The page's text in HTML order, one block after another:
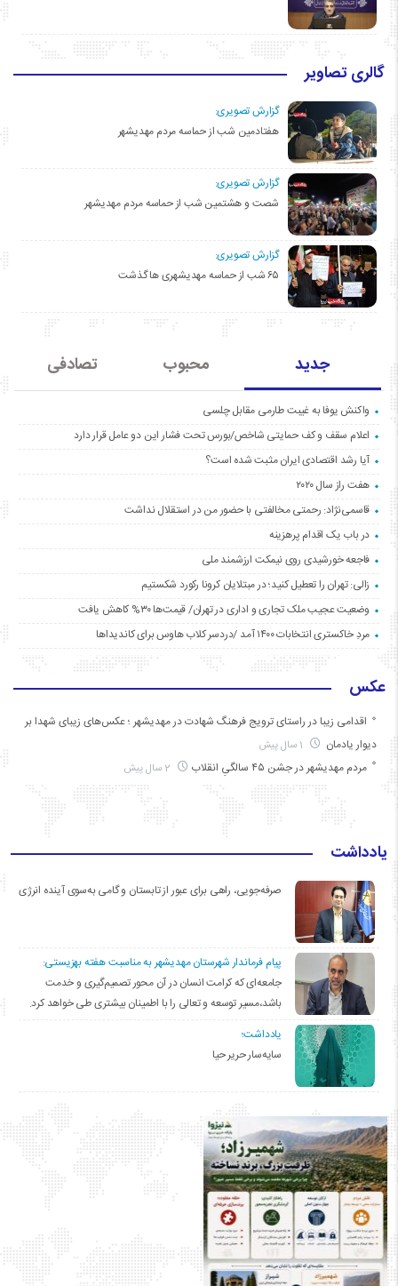
گالری تصاویر
گزارش تصویری:
هفتادمین شب از حماسه مردم مهدیشهر
گزارش تصویری:
شصت و هشتمین شب از حماسه مردم مهدیشهر
گزارش تصویری:
۶۵ شب از حماسه مهدیشهری ها گذشت
جدید محبوب تصادفی
واکنش یوفا به غیبت طارمی مقابل چلسی
اعلام سقف و کف حمایتی شاخص/بورس تحت فشار این دو عامل قرار دارد
آیا رشد اقتصادی ایران مثبت شده است؟
هفت راز سال ۲۰۲۰
قاسمی‌نژاد: رحمتی مخالفتی با حضور من در استقلال نداشت
در باب یک اقدام پرهزینه
فاجعه خورشیدی روی نیمکت ارزشمند ملی
زالی: تهران را تعطیل کنید؛ در مبتلایان کرونا رکورد شکستیم
وضعیت عجیب ملک تجاری و اداری در تهران/ قیمت‌ها ۳۰% کاهش یافت
مردِ خاکستری انتخابات ۱۴۰۰ آمد /دردسر کلاب هاوس برای کاندیداها
عکس
اقدامی زیبا در راستای ترویج فرهنگ شهادت در مهدیشهر ؛ عکس‌های زیبای شهدا بر
دیوار یادمان
مردم مهدیشهر در جشن ۴۵ سالگیِ انقلاب
یادداشت
صرفه‌جویی، راهی برای عبور از تابستان و گامی به‌سوی آینده انرژی
پیام فرماندار شهرستان مهدیشهر به مناسبت هفته بهزیستی:
جامعه‌ای که کرامت انسان در آن محور تصمیم‌گیری و خدمت
باشد،مسیر توسعه و تعالی را با اطمینان بیشتری طی خواهد کرد.
یادداشت؛
سایه‌سار حریر حیا